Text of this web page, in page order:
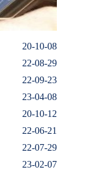
20-10-08
22-08-29
22-09-23
23-04-08
20-10-12
22-06-21
22-07-29
23-02-07